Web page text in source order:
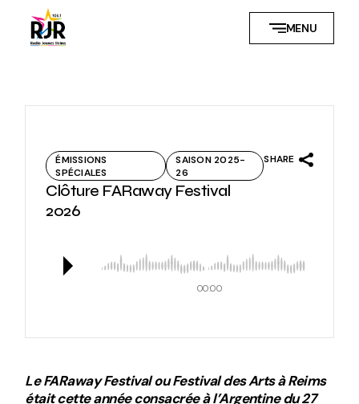
content
MENU
ÉMISSIONS
SPÉCIALES
SAISON 2025-
26
Clôture FARaway Festival
2026
SHARE
00:00
Le FARaway Festival ou Festival des Arts à Reims
était cette année consacrée à l’Argentine du 27